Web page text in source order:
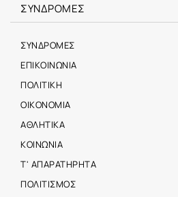
ΣΥΝΔΡΟΜΕΣ
ΣΥΝΔΡΟΜΕΣ
ΕΠΙΚΟΙΝΩΝΙΑ
ΠΟΛΙΤΙΚΗ
ΟΙΚΟΝΟΜΙΑ
ΑΘΛΗΤΙΚΑ
ΚΟΙΝΩΝΙΑ
Τ' ΑΠΑΡΑΤΗΡΗΤΑ
ΠΟΛΙΤΙΣΜΟΣ